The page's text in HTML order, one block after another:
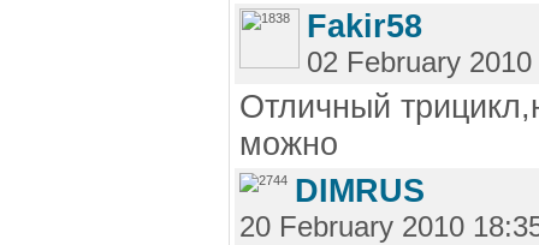
Fakir58
02 February
Отличный
можно
DIMRUS
20 February 2010